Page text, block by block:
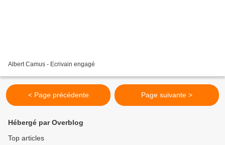
Albert Camus - Ecrivain engagé
< Page précédente Page suivante >
Hébergé par Overblog
Top articles